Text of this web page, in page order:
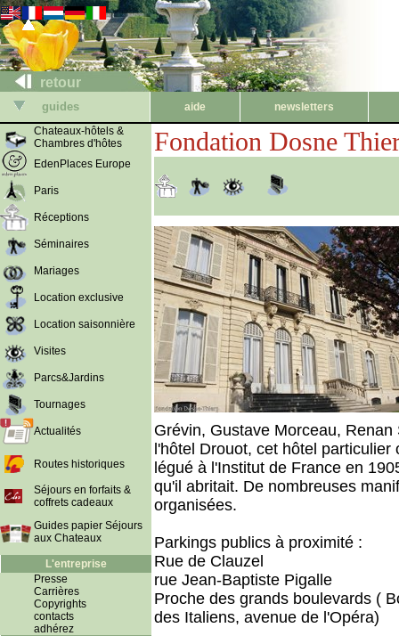
retour
guides aide
newsletters
Chateaux-hôtels &
Chambres d'hôtes
EdenPlaces Europe
Paris
Réceptions
Séminaires
Mariages
Location exclusive
Location saisonnière
Visites
Parcs&Jardins
Tournages
Actualités
Routes historiques
Séjours en forfaits &
coffrets cadeaux
Guides papier Séjours
aux Chateaux
L'entreprise
Presse
Carrières
Copyrights
contacts
adhérez
Fondation Dosne
Grévin, Gustave Morceau,
l'hôtel Drouot, cet hôtel
légué à l'Institut de France en
qu'il abritait. De nombreuses
organisées.
Parkings publics à proximité :
Rue de Clauzel
rue Jean-Baptiste Pigalle
Proche des grands boulevards (
des Italiens, avenue de l'Opéra)